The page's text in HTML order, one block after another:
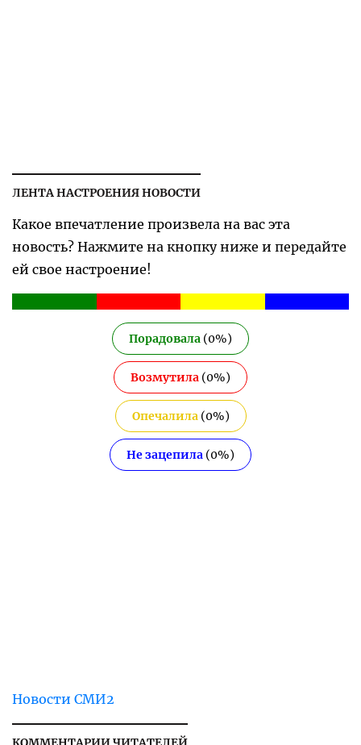
ЛЕНТА НАСТРОЕНИЯ НОВОСТИ
Какое впечатление произвела на вас эта
новость? Нажмите на кнопку ниже и передайте
ей свое настроение!
Порадовала (0%)
Возмутила (0%)
Опечалила(0%)
Не зацепила (0%)
Новости СМИ2